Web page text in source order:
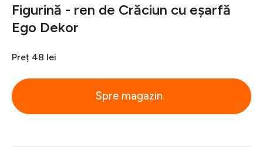
Figurină - ren de Crăciun cu eșarfă
Ego Dekor
Preț 48 lei
Spre magazin